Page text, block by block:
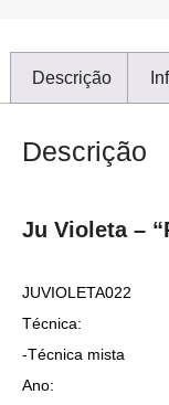
Descrição
Descrição
Ju Violeta –
JUVIOLETA022
Técnica:
-Técnica mista
Ano: